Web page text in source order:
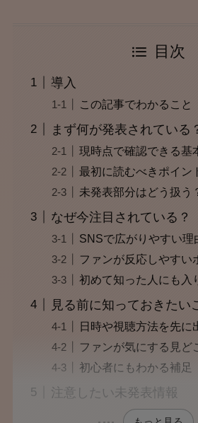
目次
導入
この記事でわかること
まず何が発表されている
現時点で確認できる基
最初に読むべきポイン
未発表部分はどう扱う
なぜ今注目されている？
SNSで広がりやすい理
ファンが反応しやすい
初めて知った人にも入
見る前に知っておきたい
日時や視聴方法を先に
ファンが気にする見ど
初心者にもわかる補足
注意したい未発表情報